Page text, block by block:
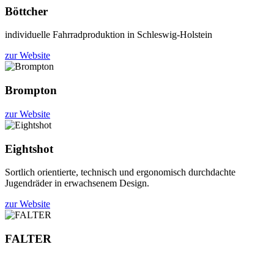
Böttcher
individuelle Fahrradproduktion in Schleswig-Holstein
zur Website
Brompton
zur Website
Eightshot
Sortlich orientierte, technisch und ergonomisch durchdachte
Jugendräder in erwachsenem Design.
zur Website
FALTER